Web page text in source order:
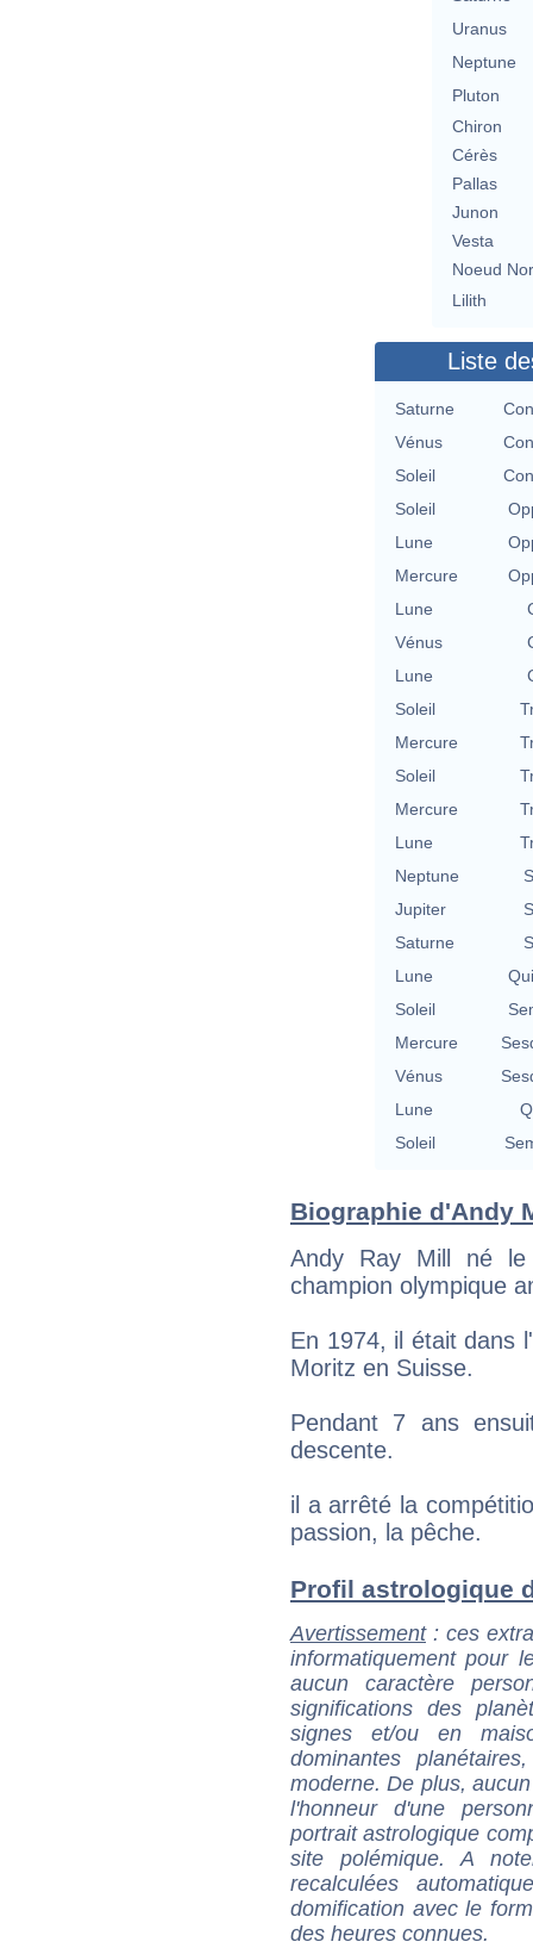
Uranus
Neptune
Pluton
Chiron
Cérès
Pallas
Junon
Vesta
Noeud
Lilith
Liste
Saturne
Vénus
Soleil
Soleil
Lune
Mercure
Lune
Vénus
Lune
Soleil
Mercure
Soleil
Mercure
Lune
Neptune
Jupiter
Saturne
Lune
Soleil
Mercure
Vénus
Lune
Soleil
Biographie d'Andy
Andy Ray Mill né
champion olympique
En 1974, il était dans
Moritz en Suisse.
Pendant 7 ans
descente.
il a arrêté la
passion, la pêche.
Profil astrologique
Avertissement: ces
informatiquement pour
aucun caractère
significations des
signes et/ou en
dominantes
moderne. De plus,
l'honneur d'une
portrait astrologique
site polémique. A
recalculées
domification avec le
des heures connues.